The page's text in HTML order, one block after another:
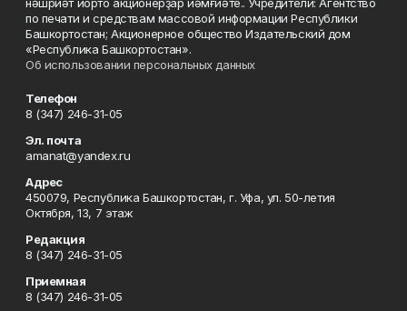
по печати и средствам массовой информации Республики
Башкортостан; Акционерное общество Издательский дом
«Республика Башкортостан».
Об использовании персональных данных
Телефон
8 (347) 246-31-05
Эл. почта
amanat@yandex.ru
Адрес
450079, Республика Башкортостан, г. Уфа, ул. 50-летия
Октября, 13, 7 этаж
Редакция
8 (347) 246-31-05
Приемная
8 (347) 246-31-05